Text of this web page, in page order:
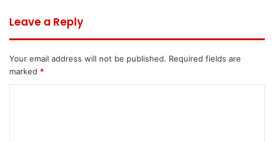
Leave a Reply
Your email address will not be published. Required fields are
marked *